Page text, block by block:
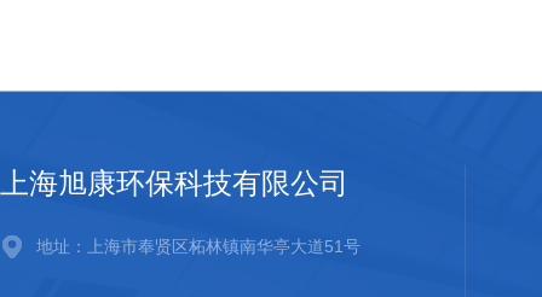
上海旭康环保科技有限公司
地址：上海市奉贤区柘林镇南华亭大道51号